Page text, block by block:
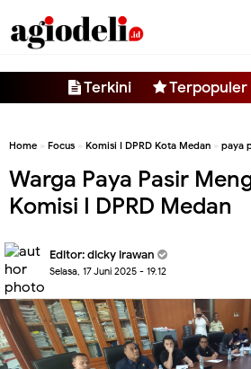
Terkini Terpopuler
Home » Focus » Komisi I DPRD Kota Medan » paya
Warga Paya Pasir
Komisi I DPRD Medan
Editor:dicky irawan
Selasa, 17 Juni 2025 - 19.12